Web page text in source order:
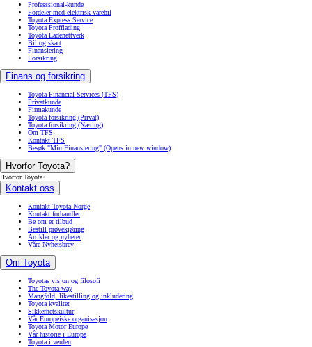
Professsional-kunde
Fordeler med elektrisk varebil
Toyota Express Service
Toyota Profflading
Toyota Ladenettverk
Bil og skatt
Finansiering
Forsikring
Finans og forsikring
Toyota Financial Services (TFS)
Privatkunde
Firmakunde
Toyota forsikring (Privat)
Toyota forsikring (Næring)
Om TFS
Kontakt TFS
Besøk "Min Finansiering" (Opens in new window)
Hvorfor Toyota?
Hvorfor Toyota?
Kontakt oss
Kontakt Toyota Norge
Kontakt forhandler
Be om et tilbud
Bestill prøvekjøring
Artikler og nyheter
Våre Nyhetsbrev
Om Toyota
Toyotas visjon og filosofi
The Toyota way
Mangfold, likestilling og inkludering
Toyota kvalitet
Sikkerhetskultur
Vår Europeiske organisasjon
Toyota Motor Europe
Vår historie i Europa
Toyota i verden